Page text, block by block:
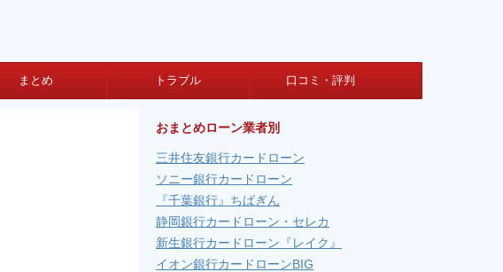
まとめ トラブル 口コミ・評判
おまとめローン業者別
三井住友銀行カードローン
ソニー銀行カードローン
『千葉銀行』ちばぎん
静岡銀行カードローン・セレカ
新生銀行カードローン『レイク』
イオン銀行カードローンBIG